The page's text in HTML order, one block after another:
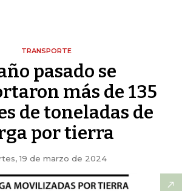
TRANSPORTE
pasado se
más de 135
de toneladas de
por tierra
19 de marzo de 2024